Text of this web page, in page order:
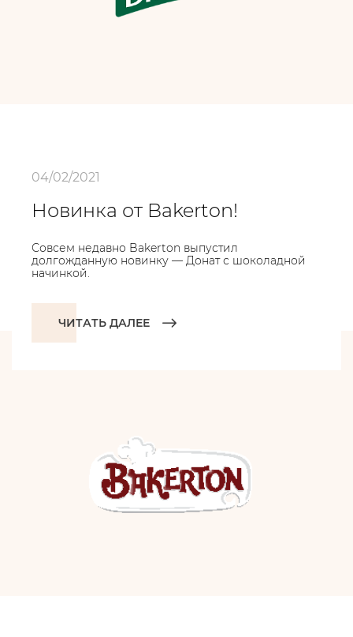
04/02/2021
Новинка от Bakerton!
Совсем недавно Bakerton выпустил
долгожданную новинку — Донат с шоколадной
начинкой.
ЧИТАТЬ ДАЛЕЕ